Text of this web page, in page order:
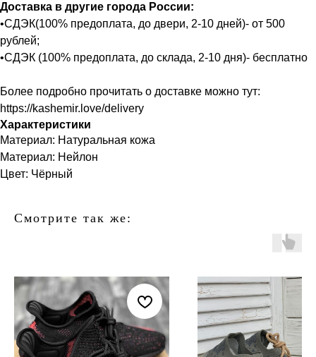
Доставка в другие города России:
•СДЭК(100% предоплата, до двери, 2-10 дней)- от 500
рублей;
•СДЭК (100% предоплата, до склада, 2-10 дня)- бесплатно
Более подробно прочитать о доставке можно тут:
https://kashemir.love/delivery
Характеристики
Материал: Натуральная кожа
Материал: Нейлон
Цвет: Чёрный
Смотрите так же: